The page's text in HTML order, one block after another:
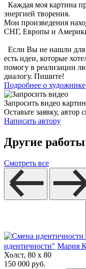
Каждая моя картина
энергией творения.
Мои произведения
СНГ, Европы и
Если Вы не нашли для
есть идеи, которые
помогу в реализации
диалогу. Пишите!
Подробнее о художнике
Запросить видео
Оставьте заявку,
Написать автору
Другие
Смотреть все
идентичности" Мария
Холст, 80 x 80
150 000 руб.